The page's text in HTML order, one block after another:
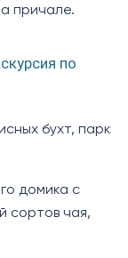
причале.
по
бухт, парк
домика с
сортов чая,